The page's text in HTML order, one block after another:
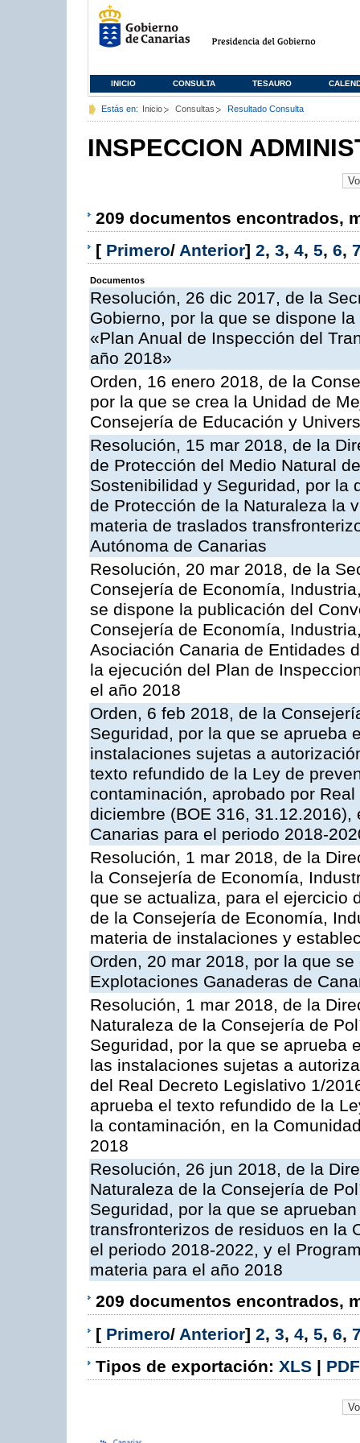
INICIO CONSULTA TESAURO
Estás en: Inicio Consultas Resultado Consulta
INSPECCION
209 documentos encontrados,
[ Primero/ Anterior] 2, 3, 4, 5, 6,
Documentos
Resolución, 26 dic 2017, de la
Gobierno, por la que se dispone
«Plan Anual de Inspección del
año 2018»
Orden, 16 enero 2018, de la
por la que se crea la Unidad de
Consejería de Educación y
Resolución, 15 mar 2018, de la
de Protección del Medio Natural
Sostenibilidad y Seguridad, por la
de Protección de la Naturaleza la
materia de traslados
Autónoma de Canarias
Resolución, 20 mar 2018, de la
Consejería de Economía,
se dispone la publicación del
Consejería de Economía,
Asociación Canaria de Entidades
la ejecución del Plan de
el año 2018
Orden, 6 feb 2018, de la
Seguridad, por la que se aprueba
instalaciones sujetas a
texto refundido de la Ley de
contaminación, aprobado por
diciembre (BOE 316,
Canarias para el periodo 2018-
Resolución, 1 mar 2018, de la
la Consejería de Economía,
que se actualiza, para el ejercicio
de la Consejería de Economía,
materia de instalaciones y
Orden, 20 mar 2018, por la que
Explotaciones Ganaderas de
Resolución, 1 mar 2018, de la
Naturaleza de la Consejería de
Seguridad, por la que se aprueba
las instalaciones sujetas a
del Real Decreto Legislativo 1/
aprueba el texto refundido de la
la contaminación, en la
2018
Resolución, 26 jun 2018, de la
Naturaleza de la Consejería de
Seguridad, por la que se
transfronterizos de residuos en la
el periodo 2018-2022, y el
materia para el año 2018
209 documentos encontrados,
[ Primero/ Anterior] 2, 3, 4, 5, 6,
Tipos de exportación: XLS | PDF